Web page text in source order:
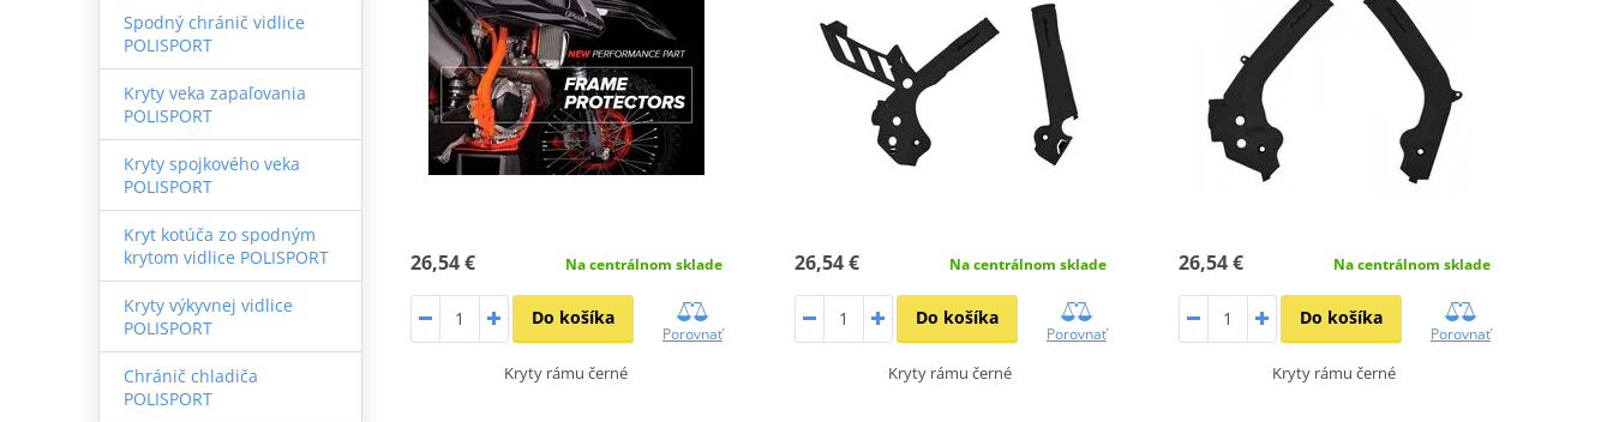
Spodný chránič vidlice
POLISPORT
Kryty veka zapaľovania
POLISPORT
Kryty spojkového veka
POLISPORT
Kryt kotúča zo spodným
krytom vidlice POLISPORT
Kryty výkyvnej vidlice
POLISPORT
Chránič chladiča
POLISPORT
26,54 € Na centrálnom sklade
Do košíka
Porovnať
Kryty rámu černé
26,54 € Na centrálnom sklade
Do košíka
Porovnať
Kryty rámu černé
26,54 € Na centrálnom sklade
Do košíka
Porovnať
Kryty rámu černé